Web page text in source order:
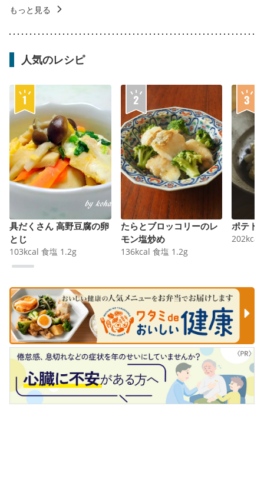
もっと見る
人気のレシピ
具だくさん 高野豆腐の卵
とじ
103kcal 食塩 1.2g
たらとブロッコリーのレ
モン塩炒め
136kcal 食塩 1.2g
ポテト
202kcal